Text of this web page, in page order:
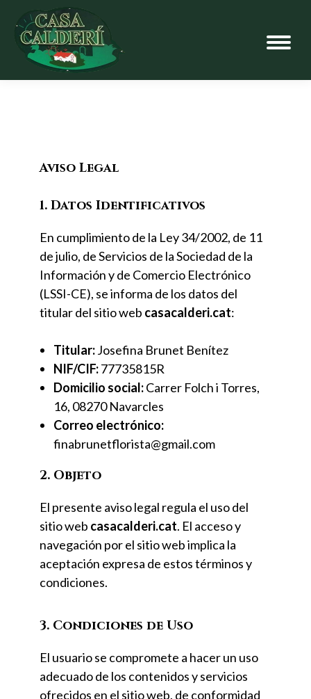
Aviso Legal
1. Datos Identificativos
En cumplimiento de la Ley 34/2002, de 11
de julio, de Servicios de la Sociedad de la
Información y de Comercio Electrónico
(LSSI-CE), se informa de los datos del
titular del sitio web casacalderi.cat:
Titular:Josefina Brunet Benítez
NIF/CIF:77735815R
Domicilio social:Carrer Folch i Torres,
16, 08270 Navarcles
Correo electrónico:
finabrunetflorista@gmail.com
2. Objeto
El presente aviso legal regula el uso del
sitio web casacalderi.cat. El acceso y
navegación por el sitio web implica la
aceptación expresa de estos términos y
condiciones.
3. Condiciones de Uso
El usuario se compromete a hacer un uso
adecuado de los contenidos y servicios
ofrecidos en el sitio web, de conformidad